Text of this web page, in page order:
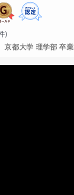
)
京都大学 理学部 卒業